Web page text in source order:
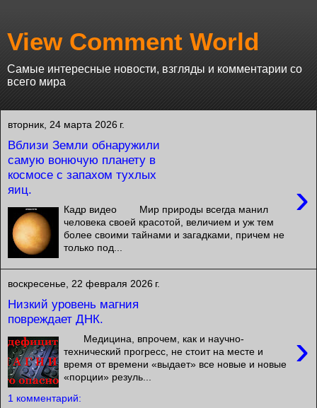
View Comment World
Самые интересные новости, взгляды и комментарии со
всего мира
вторник, 24 марта 2026 г.
Вблизи Земли обнаружили
самую вонючую планету в
космосе с запахом тухлых
яиц.
›
Кадр видео Мир природы всегда манил
человека своей красотой, величием и уж тем
более своими тайнами и загадками, причем не
только под...
воскресенье, 22 февраля 2026 г.
Низкий уровень магния
повреждает ДНК.
›
Медицина, впрочем, как и научно-
технический прогресс, не стоит на месте и
время от времени «выдает» все новые и новые
«порции» резуль...
1 комментарий: